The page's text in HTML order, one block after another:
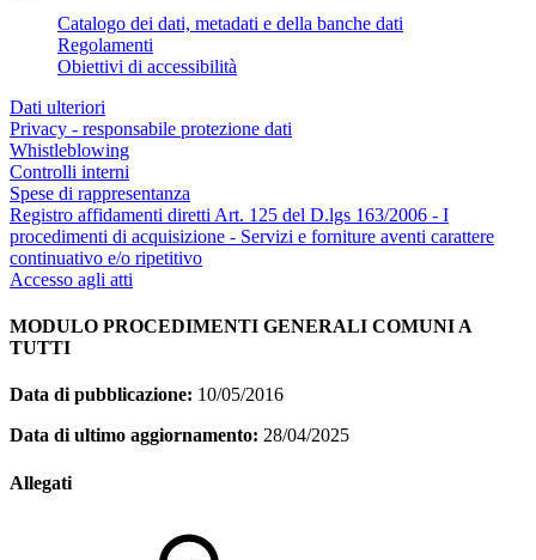
Catalogo dei dati, metadati e della banche dati
Regolamenti
Obiettivi di accessibilità
Dati ulteriori
Privacy - responsabile protezione dati
Whistleblowing
Controlli interni
Spese di rappresentanza
Registro affidamenti diretti Art. 125 del D.lgs 163/2006 - I
procedimenti di acquisizione - Servizi e forniture aventi carattere
continuativo e/o ripetitivo
Accesso agli atti
MODULO PROCEDIMENTI GENERALI COMUNI A
TUTTI
Data di pubblicazione: 10/05/2016
Data di ultimo aggiornamento: 28/04/2025
Allegati